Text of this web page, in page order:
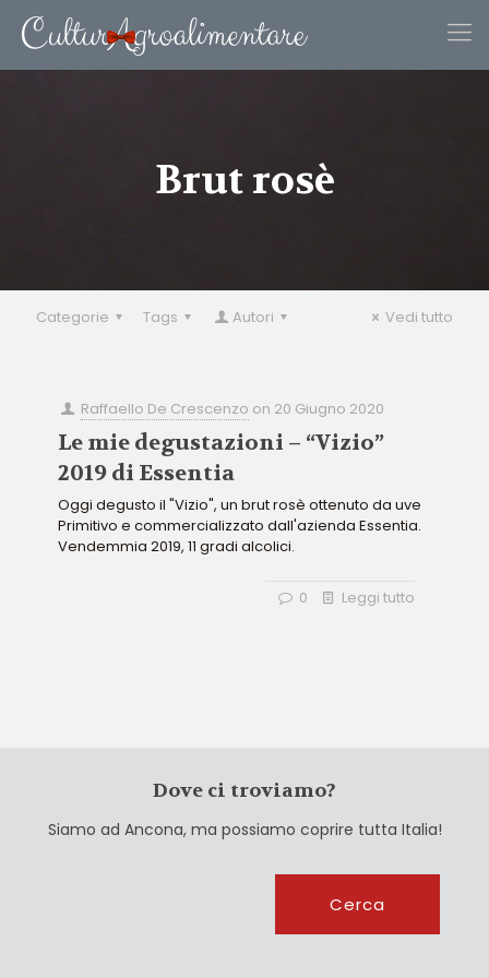
Brut rosè
Categorie Tags Autori Vedi tutto
Raffaello De Crescenzo on 20 Giugno 2020
Le mie degustazioni – “Vizio”
2019 di Essentia
Oggi degusto il "Vizio", un brut rosè ottenuto da uve
Primitivo e commercializzato dall'azienda Essentia.
Vendemmia 2019, 11 gradi alcolici.
0 Leggi tutto
Dove ci troviamo?
Siamo ad Ancona, ma possiamo coprire tutta Italia!
Cerca